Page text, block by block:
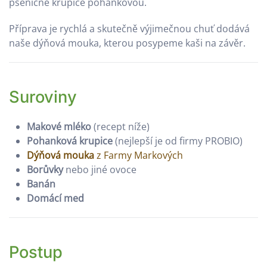
Příprava je rychlá a skutečně výjimečnou chuť dodává
naše dýňová mouka, kterou posypeme kaši na závěr.
Suroviny
Makové mléko(recept níže)
Pohanková krupice(nejlepší je od firmy PROBIO)
Dýňová moukaz Farmy Markových
Borůvkynebo jiné ovoce
Banán
Domácí med
Postup